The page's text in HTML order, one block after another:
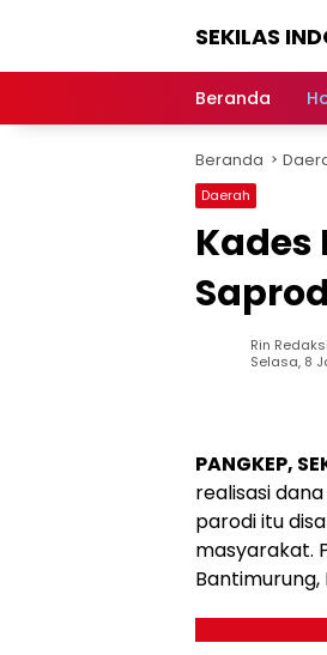
SEKILAS
Terkini,
Latest
World,
Headlines,
News
Beranda
Beranda
Daerah
Rin Redaksi
Selasa, 8
PANGKEP,
realisasi
parodi itu
masyarakat.